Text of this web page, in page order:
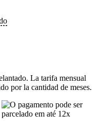
La tarifa mensual
por la cantidad de meses.